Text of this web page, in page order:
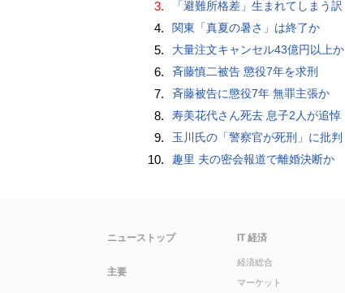
3. 「避難所格差」生まれてしまう訳
4. 関東「真夏の暑さ」は終了か
5. 大量注文キャンセル43億円以上か
6. 斉藤慎二被告 懲役7年を求刑
7. 斉藤被告に懲役7年 無罪主張か
8. 寿美花代さん死去 息子2人が追悼
9. 玉川氏の「警察官が死刑」に批判
10. 趣里 夫の密会報道で離婚決断か
ニューストップ
主要
IT 経済
経済総合
マーケット